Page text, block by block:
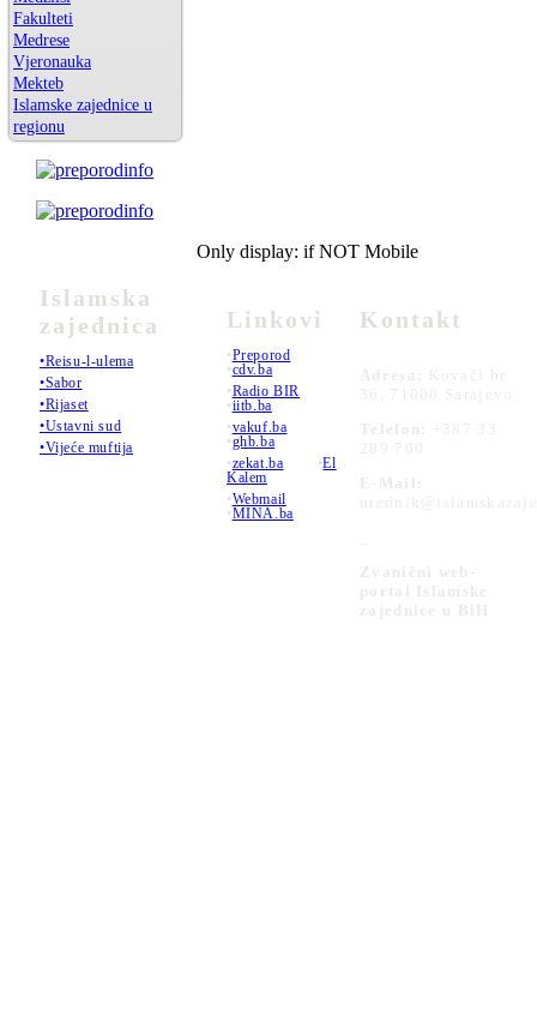
Fakulteti
Medrese
Vjeronauka
Mekteb
Islamske zajednice u
regionu
Islamska
zajednica
•Reisu-l-ulema
•Sabor
•Rijaset
•Ustavni sud
•Vijeće muftija
Only display: if NOT Mobile
Linkovi
•Preporod
•cdv.ba
•Radio BIR
•iitb.ba
•vakuf.ba
•ghb.ba
•zekat.ba •El
Kalem
•Webmail
•MINA.ba
Kontakt
Adresa:
Kovači br.
36, 71000 Sarajevo
Telefon:
+387 33
289 700
E-Mail:
Zvanični web-
portal Islamske
zajednice u BiH